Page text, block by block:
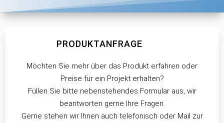
PRODUKTANFRAGE
Möchten Sie mehr über das Produkt erfahren oder
Preise für ein Projekt erhalten?
Füllen Sie bitte nebenstehendes Formular aus, wir
beantworten gerne Ihre Fragen.
Gerne stehen wir Ihnen auch telefonisch oder Mail zur